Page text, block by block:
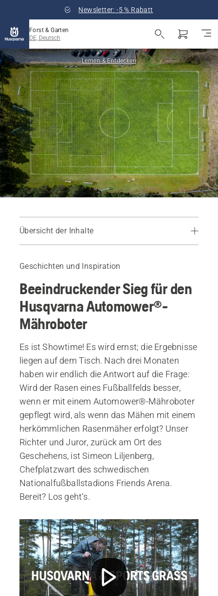
Newsletter: -5 % Rabatt
Forst & Garten
DE, Deutsch
Lernen & Entdecken
Übersicht der Inhalte
Die Wurzeltiefe
Die Bodenbeschaffenheit
Geräte
Geschichten und Inspiration
Beeindruckender Sieg für den
Husqvarna Automower®-
Mähroboter
Es ist Showtime! Es wird ernst; die Ergebnisse
liegen auf dem Tisch. Nach drei Monaten
haben wir endlich die Antwort auf die Frage:
Wird der Rasen eines Fußballfelds besser,
wenn er mit einem Automower®-Mähroboter
gepflegt wird, als wenn das Mähen mit einem
herkömmlichen Rasenmäher erfolgt? Unser
Richter und Juror, zurück am Ort des
Geschehens, ist Simeon Liljenberg,
Chefplatzwart des schwedischen
Nationalfußballstadions Friends Arena.
Bereit? Los geht‘s.